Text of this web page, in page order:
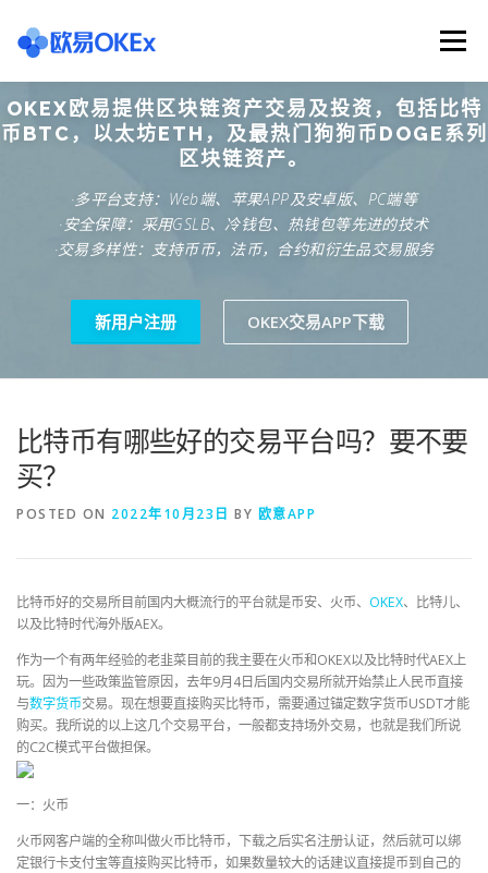
content
Menu
欧意交易所 关于欧意OKX 欧意APP下载
欧意注册网址 欧意交易下载 欧意团队
OKEX欧易提供区块链资产交易及投资，包括比特
币BTC，以太坊ETH，及最热门狗狗币DOGE系列
区块链资产。
·多平台支持：Web端、苹果APP及安卓版、PC端等
·安全保障：采用GSLB、冷钱包、热钱包等先进的技术
·交易多样性：支持币币，法币，合约和衍生品交易服务
新用户注册 OKEX交易APP下载
比特币有哪些好的交易平台吗？要不要
买？
POSTED ON 2022年10月23日 BY 欧意APP
比特币好的交易所目前国内大概流行的平台就是币安、火币、 OKEX、比特儿、
以及比特时代海外版AEX。
作为一个有两年经验的老韭菜目前的我主要在火币和OKEX以及比特时代AEX上
玩。因为一些政策监管原因，去年9月4日后国内交易所就开始禁止人民币直接
与数字货币交易。现在想要直接购买比特币，需要通过锚定数字货币USDT才能
购买。我所说的以上这几个交易平台，一般都支持场外交易，也就是我们所说
的C2C模式平台做担保。
一：火币
火币网客户端的全称叫做火币比特币，下载之后实名注册认证，然后就可以绑
定银行卡支付宝等直接购买比特币，如果数量较大的话建议直接提币到自己的